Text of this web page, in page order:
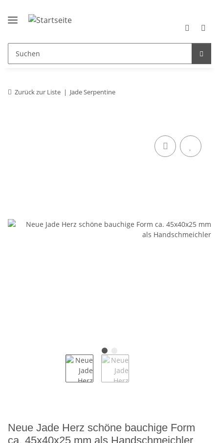
Zurück zur Liste Jade Serpentine
Neue Jade Herz schöne bauchige Form
ca. 45x40x25 mm als Handschmeichler